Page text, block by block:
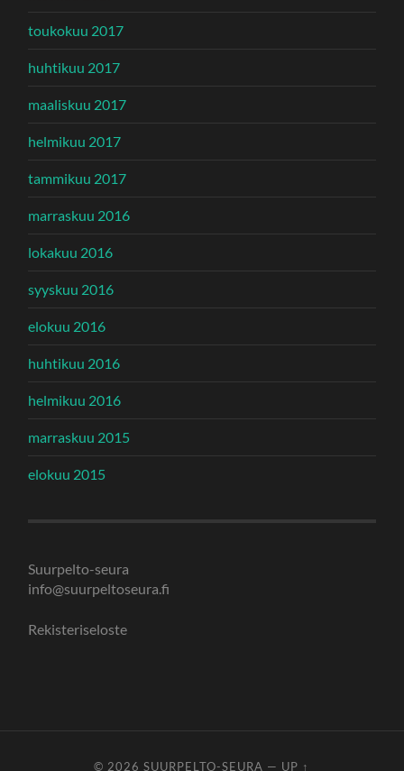
toukokuu 2017
huhtikuu 2017
maaliskuu 2017
helmikuu 2017
tammikuu 2017
marraskuu 2016
lokakuu 2016
syyskuu 2016
elokuu 2016
huhtikuu 2016
helmikuu 2016
marraskuu 2015
elokuu 2015
Suurpelto-seura
info@suurpeltoseura.fi
Rekisteriseloste
© 2026SUURPELTO-SEURA — UP ↑